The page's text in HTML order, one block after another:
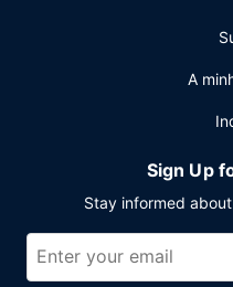
A
Sign Up
Stay informed